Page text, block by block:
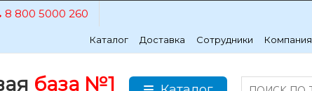
8 800 5000 260
Каталог Доставка Сотрудники Компания
база №1